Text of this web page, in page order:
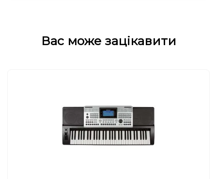
Вас може зацікавити